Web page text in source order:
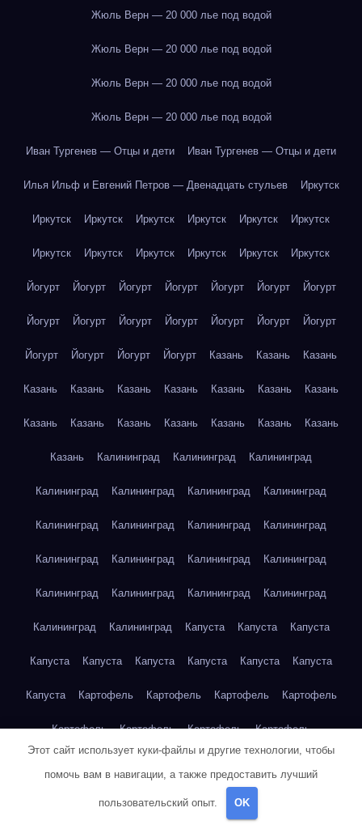
Жюль Верн — 20 000 лье под водой
Жюль Верн — 20 000 лье под водой
Жюль Верн — 20 000 лье под водой
Жюль Верн — 20 000 лье под водой
Иван Тургенев — Отцы и дети Иван Тургенев — Отцы и дети
Илья Ильф и Евгений Петров — Двенадцать стульев Иркутск
Иркутск Иркутск Иркутск Иркутск Иркутск Иркутск
Иркутск Иркутск Иркутск Иркутск Иркутск Иркутск
Йогурт Йогурт Йогурт Йогурт Йогурт Йогурт Йогурт
Йогурт Йогурт Йогурт Йогурт Йогурт Йогурт Йогурт
Йогурт Йогурт Йогурт Йогурт Казань Казань Казань
Казань Казань Казань Казань Казань Казань Казань
Казань Казань Казань Казань Казань Казань Казань
Казань Калининград Калининград Калининград
Калининград Калининград Калининград Калининград
Калининград Калининград Калининград Калининград
Калининград Калининград Калининград Калининград
Калининград Калининград Калининград Калининград
Калининград Калининград Капуста Капуста Капуста
Капуста Капуста Капуста Капуста Капуста Капуста
Капуста Картофель Картофель Картофель Картофель
Картофель Картофель Картофель Картофель
Кейптаун Кейптаун
Этот сайт использует куки-файлы и другие технологии, чтобы
помочь вам в навигации, а также предоставить лучший
пользовательский опыт. OK